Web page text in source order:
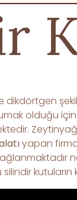
olduğu
yapan